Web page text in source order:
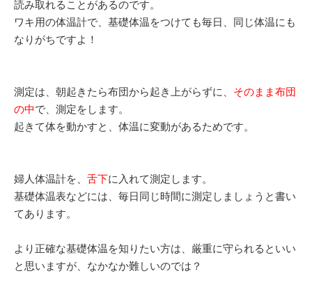
読み取れることがあるのです。
ワキ用の体温計で、基礎体温をつけても毎日、同じ体温にも
なりがちですよ！
測定は、朝起きたら布団から起き上がらずに、 そのまま布団
の中で、測定をします。
起きて体を動かすと、体温に変動があるためです。
婦人体温計を、 舌下に入れて測定します。
基礎体温表などには、毎日同じ時間に測定しましょうと書い
てあります。
より正確な基礎体温を知りたい方は、厳重に守られるといい
と思いますが、なかなか難しいのでは？